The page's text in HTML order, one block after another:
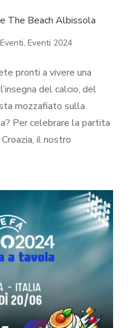
The Beach Albissola
Eventi, Eventi 2024
pronti a vivere una
del calcio, del
mozzafiato sulla
Per celebrare la partita
il nostro